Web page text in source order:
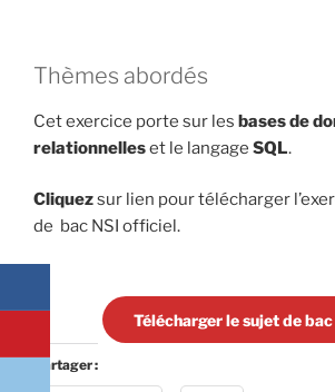
Thèmes abordés
Cet exercice porte sur les bases de
relationnelleset le langage SQL.
Cliquezsur lien pour télécharger
de bac NSI officiel.
Télécharger le sujet de
Partager :